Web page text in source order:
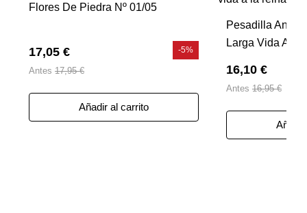
Flores De Piedra Nº 01/05
17,05 €
Antes 17,95 €
-5%
Añadir al carrito
Pesadilla Antes
Larga Vida A
16,10 €
Antes 16,95 €